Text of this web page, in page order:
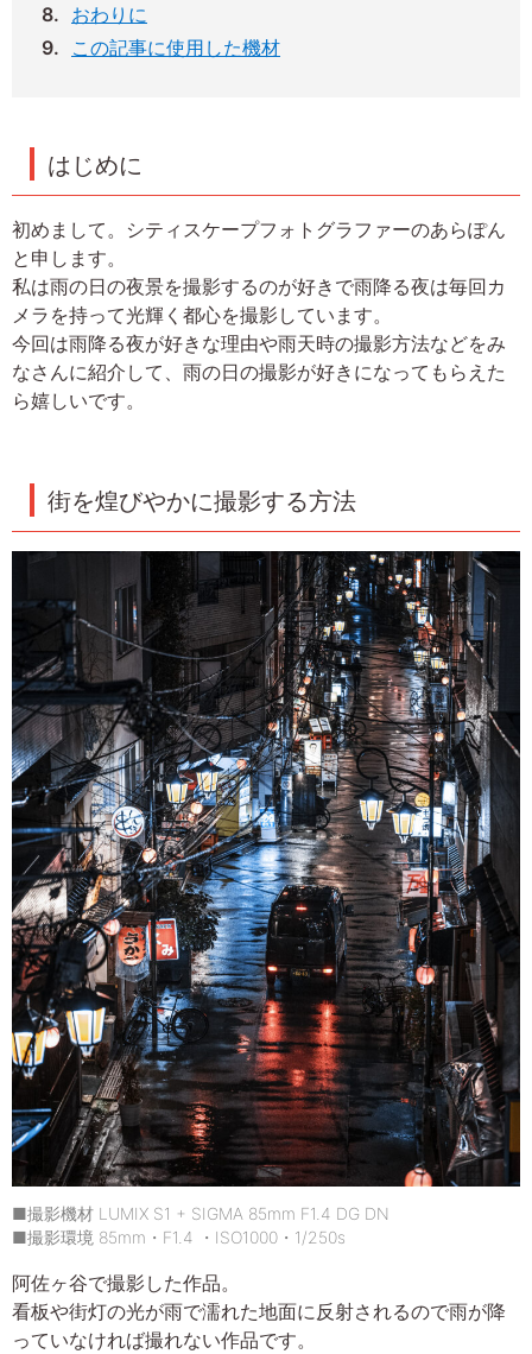
おわりに
この記事に使用した機材
はじめに
初めまして。シティスケープフォトグラファーのあらぽん
と申します。
私は雨の日の夜景を撮影するのが好きで雨降る夜は毎回カ
メラを持って光輝く都心を撮影しています。
今回は雨降る夜が好きな理由や雨天時の撮影方法などをみ
なさんに紹介して、雨の日の撮影が好きになってもらえた
ら嬉しいです。
街を煌びやかに撮影する方法
■撮影機材 LUMIX S1 + SIGMA 85mm F1.4 DG DN
■撮影環境 85mm・F1.4 ・ISO1000・1/250s
阿佐ヶ谷で撮影した作品。
看板や街灯の光が雨で濡れた地面に反射されるので雨が降
っていなければ撮れない作品です。